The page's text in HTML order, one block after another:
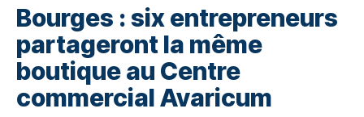
Bourges : six entrepreneurs
partageront la même
boutique au Centre
commercial Avaricum